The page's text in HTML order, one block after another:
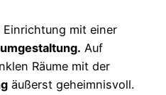
mit einer
Auf
Räume mit der
äußerst geheimnisvoll.